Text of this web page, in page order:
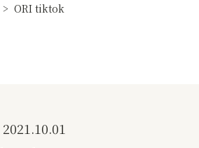
ORI tiktok
2021.10.01